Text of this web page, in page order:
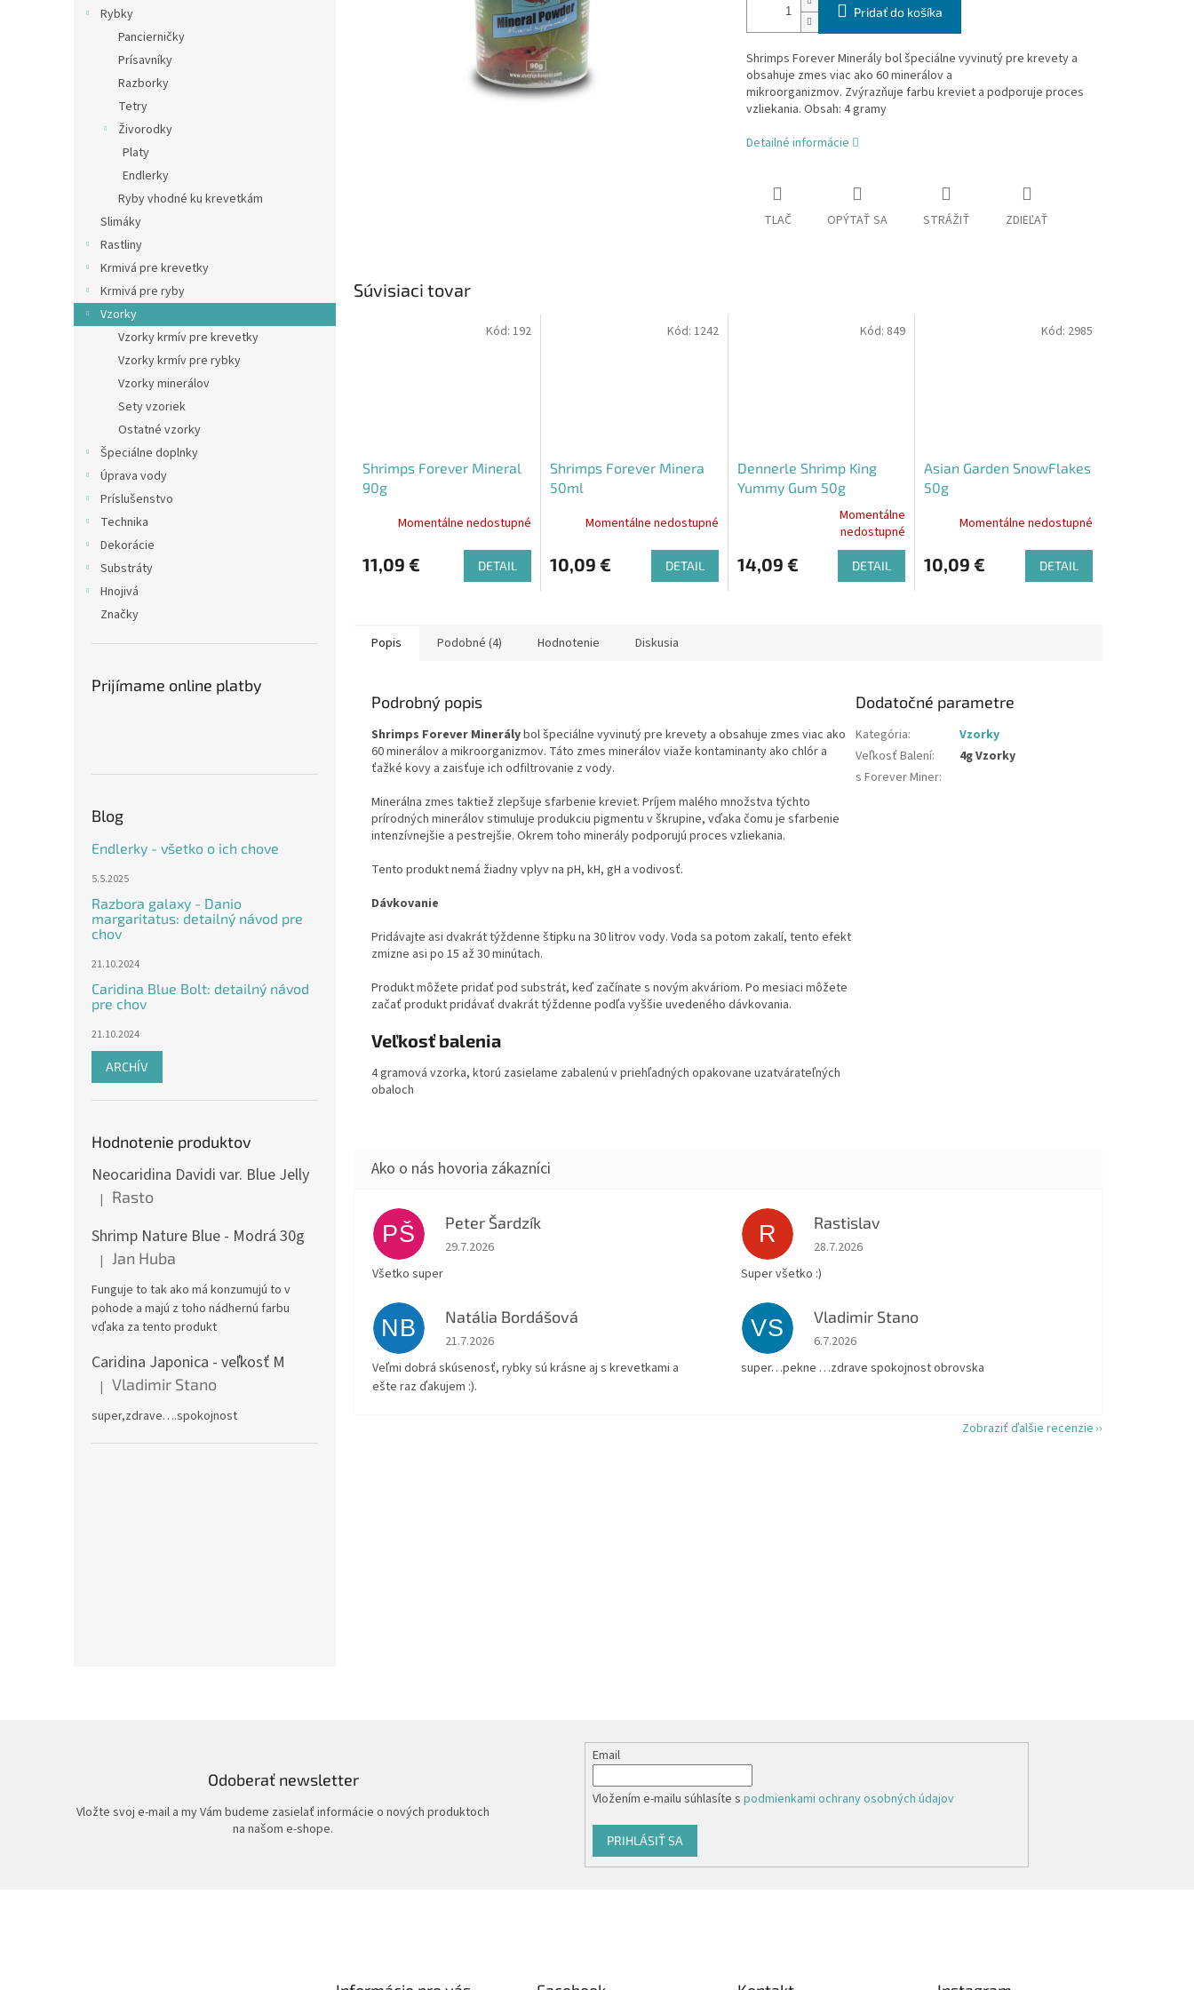
Rybky
Pancierničky
Prísavníky
Razborky
Tetry
Živorodky
Platy
Endlerky
Ryby vhodné ku krevetkám
Slimáky
Rastliny
Krmivá pre krevetky
Krmivá pre ryby
Vzorky
Vzorky krmív pre krevetky
Vzorky krmív pre rybky
Vzorky minerálov
Sety vzoriek
Ostatné vzorky
Špeciálne doplnky
Úprava vody
Príslušenstvo
Technika
Dekorácie
Substráty
Hnojivá
Značky
Prijímame online platby
Blog
Endlerky - všetko o ich chove
5.5.2025
Razbora galaxy - Danio
margaritatus: detailný návod pre
chov
21.10.2024
Caridina Blue Bolt: detailný návod
pre chov
21.10.2024
ARCHÍV
Hodnotenie produktov
Neocaridina Davidi var. Blue Jelly
Hodnotenie produktu je 5 z 5 hviezdičiek.
| Rasto
Shrimp Nature Blue - Modrá 30g
Hodnotenie produktu je 5 z 5 hviezdičiek.
| Jan Huba
Funguje to tak ako má konzumujú to v
pohode a majú z toho nádhernú farbu
vďaka za tento produkt
Caridina Japonica - veľkosť M
Hodnotenie produktu je 5 z 5 hviezdičiek.
| Vladimir Stano
super,zdrave….spokojnost
Pridať do košíka
Shrimps Forever Minerály bol špeciálne vyvinutý pre krevety a
obsahuje zmes viac ako 60 minerálov a
mikroorganizmov. Zvýrazňuje farbu kreviet a podporuje proces
vzliekania. Obsah: 4 gramy
Detailné informácie
TLAČ OPÝTAŤ SA STRÁŽIŤ ZDIEĽAŤ
Súvisiaci tovar
Shrimps Forever Mineral
90g
Momentálne nedostupné
11,09 € DETAIL
Kód: 192
Shrimps Forever Minera
50ml
Momentálne nedostupné
10,09 € DETAIL
Kód: 1242
Dennerle Shrimp King
Yummy Gum 50g
produktu
je
Momentálne
nedostupné
14,09 € DETAIL
Kód: 849
Asian Garden SnowFlakes
50g
Momentálne nedostupné
10,09 € DETAIL
Kód: 2985
Popis Podobné (4) Hodnotenie Diskusia
Podrobný popis
Shrimps Forever Minerálybol špeciálne vyvinutý pre krevety a obsahuje zmes viac ako
60 minerálov a mikroorganizmov. Táto zmes minerálov viaže kontaminanty ako chlór a
ťažké kovy a zaisťuje ich odfiltrovanie z vody.
Minerálna zmes taktiež zlepšuje sfarbenie kreviet. Príjem malého množstva týchto
prírodných minerálov stimuluje produkciu pigmentu v škrupine, vďaka čomu je sfarbenie
intenzívnejšie a pestrejšie. Okrem toho minerály podporujú proces vzliekania.
Tento produkt nemá žiadny vplyv na pH, kH, gH a vodivosť.
Dávkovanie
Pridávajte asi dvakrát týždenne štipku na 30 litrov vody. Voda sa potom zakalí, tento efekt
zmizne asi po 15 až 30 minútach.
Produkt môžete pridať pod substrát, keď začínate s novým akváriom. Po mesiaci môžete
začať produkt pridávať dvakrát týždenne podľa vyššie uvedeného dávkovania.
Veľkosť balenia
4 gramová vzorka, ktorú zasielame zabalenú v priehľadných opakovane uzatvárateľných
obaloch
Dodatočné parametre
Kategória:
Vzorky
Veľkosť Balení:
4g Vzorky
s Forever Miner:
PŠ Peter Šardzík
Hodnotenie obchodu je 5 z 5 hviezdičiek.
29.7.2026
Všetko super
R Rastislav
Hodnotenie obchodu je 5 z 5 hviezdičiek.
28.7.2026
Super všetko :)
NB Natália Bordášová
Hodnotenie obchodu je 5 z 5 hviezdičiek.
21.7.2026
Veľmi dobrá skúsenosť, rybky sú krásne aj s krevetkami a
ešte raz ďakujem :).
VS Vladimir Stano
Hodnotenie obchodu je 5 z 5 hviezdičiek.
6.7.2026
super…pekne …zdrave spokojnost obrovska
Zobraziť ďalšie recenzie
Odoberať newsletter
Vložte svoj e-mail a my Vám budeme zasielať informácie o nových produktoch
na našom e-shope.
Email
Vložením e-mailu súhlasíte spodmienkami ochrany osobných údajov
PRIHLÁSIŤ SA